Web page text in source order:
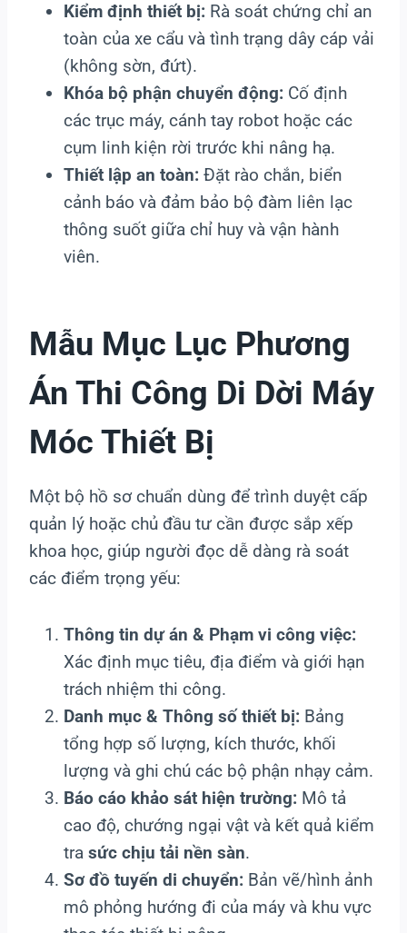
Kiểm định thiết bị: Rà soát chứng chỉ an
toàn của xe cẩu và tình trạng dây cáp vải
(không sờn, đứt).
Khóa bộ phận chuyển động: Cố định
các trục máy, cánh tay robot hoặc các
cụm linh kiện rời trước khi nâng hạ.
Thiết lập an toàn: Đặt rào chắn, biển
cảnh báo và đảm bảo bộ đàm liên lạc
thông suốt giữa chỉ huy và vận hành
viên.
Mẫu Mục Lục Phương
Án Thi Công Di Dời Máy
Móc Thiết Bị
Một bộ hồ sơ chuẩn dùng để trình duyệt cấp
quản lý hoặc chủ đầu tư cần được sắp xếp
khoa học, giúp người đọc dễ dàng rà soát
các điểm trọng yếu:
Thông tin dự án & Phạm vi công việc:
Xác định mục tiêu, địa điểm và giới hạn
trách nhiệm thi công.
Danh mục & Thông số thiết bị: Bảng
tổng hợp số lượng, kích thước, khối
lượng và ghi chú các bộ phận nhạy cảm.
Báo cáo khảo sát hiện trường: Mô tả
cao độ, chướng ngại vật và kết quả kiểm
tra sức chịu tải nền sàn.
Sơ đồ tuyến di chuyển: Bản vẽ/hình ảnh
mô phỏng hướng đi của máy và khu vực